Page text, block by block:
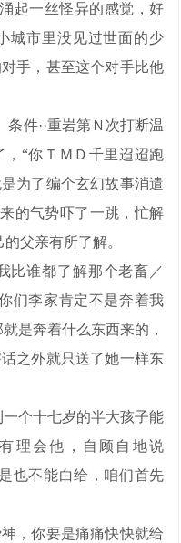
起一丝怪异的感觉，好
城市里没见过世面的少
手，甚至这个对手比他
件··重岩第Ｎ次打断温
“你ＴＭＤ千里迢迢跑
为了编个玄幻故事消遣
的气势吓了一跳，忙解
父亲有所了解。
比谁都了解那个老畜／
们李家肯定不是奔着我
是奔着什么东西来的，
之外就只送了她一样东
个十七岁的半大孩子能
理会他，自顾自地说
也不能白给，咱们首先
，你要是痛痛快快就给